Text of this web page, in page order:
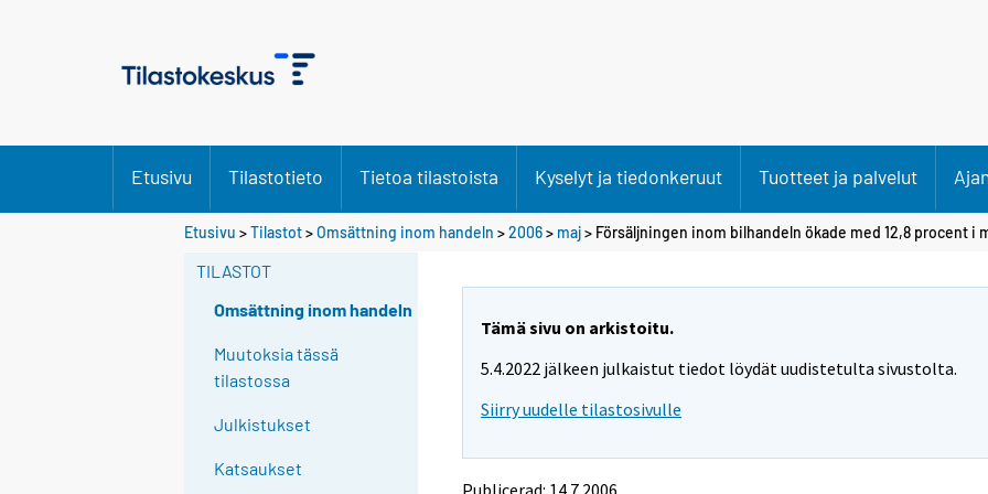
Etusivu Tilastotieto Tietoa tilastoista Kyselyt ja tiedonkeruut Tuotteet ja palvelut
Etusivu >Tilastot>Omsättning inom handeln >2006> maj> Försäljningen inom bilhandeln ökade med 12,8 procent i
TILASTOT
Omsättning inom handeln
Muutoksia tässä
tilastossa
Julkistukset
Katsaukset
Tämä sivu on arkistoitu.
5.4.2022 jälkeen julkaistut tiedot löydät uudistetulta sivustolta.
Siirry uudelle tilastosivulle
Publicerad: 14.7.2006
S
i
S
i